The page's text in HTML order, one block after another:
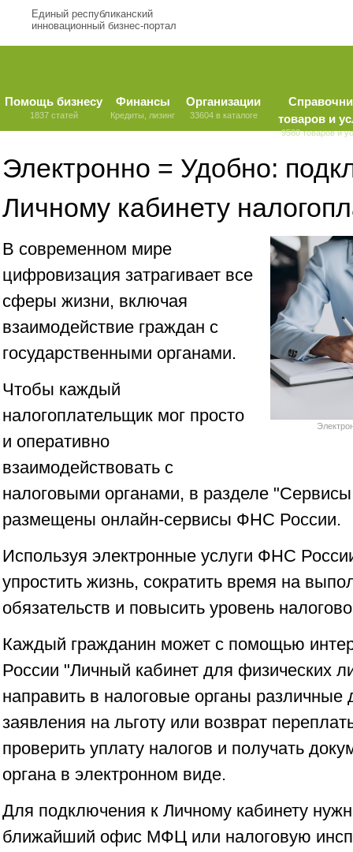
Единый республиканский
инновационный бизнес-портал
Помощь бизнесу
1837 статей
Финансы
Кредиты, лизинг
Организации
33604 в каталоге
товаров и
9580 товаров и
Электронно = Удобно:
Личному кабинету
В современном мире
цифровизация затрагивает все
сферы жизни, включая
взаимодействие граждан с
государственными органами.
Чтобы каждый
налогоплательщик мог просто
и оперативно
взаимодействовать с
налоговыми органами, в разделе "Сервисы
размещены онлайн-сервисы ФНС России.
Используя электронные услуги ФНС
упростить жизнь, сократить время на
обязательств и повысить уровень
Каждый гражданин может с помощью
России "Личный кабинет для физических
направить в налоговые органы
заявления на льготу или возврат
проверить уплату налогов и получать
органа в электронном виде.
Для подключения к Личному кабинету
ближайший офис МФЦ или налоговую